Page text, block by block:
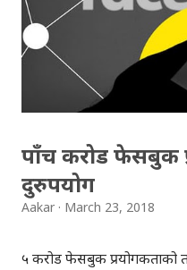
समाधान गर्न सक्ने अवस्था छ ।
प्रयोगकर्ताले अरूलाई दोष
भन्ने कुरा मनन गर्न जरुरी छ ।
अधिकांश प्रयोगकर्ताका
पाँच करोड फेसबुक
दुरुपयोग
Aakar March 23, 2018
५ करोड फेसबुक प्रयोगकर्ताको